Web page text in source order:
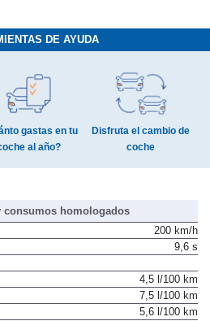
DE AYUDA
gastas en tu
al año?
Disfruta el cambio de
coche
consumos homologados
200 km/h
9,6 s
4,5 l/100 km
7,5 l/100 km
5,6 l/100 km